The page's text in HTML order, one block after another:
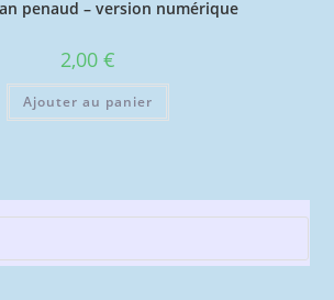
penaud – version numérique
2,00 €
Ajouter au panier